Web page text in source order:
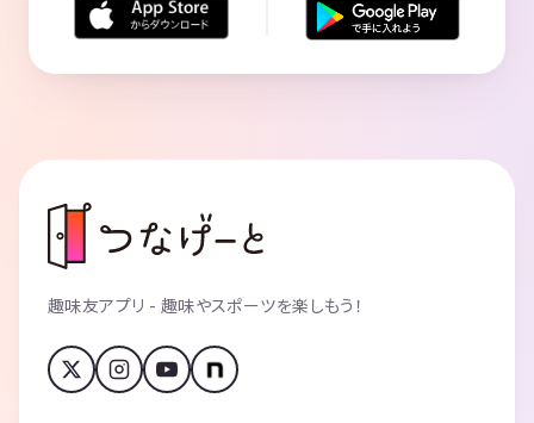
趣味友アプリ - 趣味やスポーツを楽しもう！